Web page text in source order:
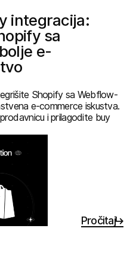
integracija:
sa
e-
Shopify sa Webflow-
e-commerce iskustva.
i prilagodite buy
Pročitaj